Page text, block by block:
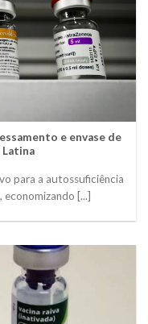
e envase de
Latina
para a autossuficiência
economizando [...]